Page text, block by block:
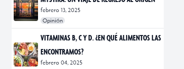
febrero 13, 2025
Opinión
#exposiciones
#fotografía
VITAMINAS B, C Y D. ¿EN QUÉ ALIMENTOS LAS
ENCONTRAMOS?
febrero 04, 2025